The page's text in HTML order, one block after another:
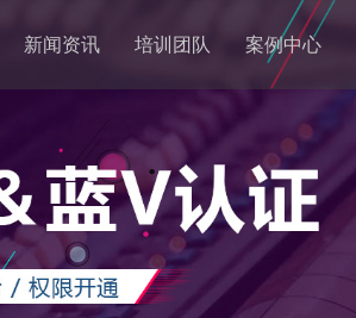
新闻资讯 培训团队 案例中心